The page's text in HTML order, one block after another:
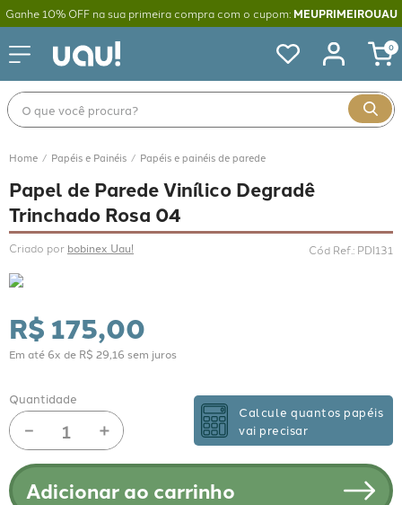
Ganhe 10% OFF na sua primeira compra com o cupom: MEUPRIMEIROUAU
0
O que você procura?
Papéis e Painéis Papéis e painéis de parede
Papel de Parede Vinílico Degradê
Trinchado Rosa 04
Criado por bobinex Uau! Cód Ref.: PDI131
R$ 175,00
Em até 6x de R$ 29 16 sem juros
Cores